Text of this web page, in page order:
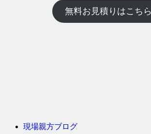
無料お見積りはこちら
現場親方ブログ